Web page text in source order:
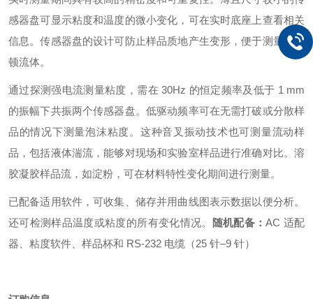
感器盘可显示粘度和温度的微小变化，可在实时底座上查看相关
信息。传感器盘的设计可防止样品质地产生变形，便于测量无牛
顿流体。
通过探测强电流测量粘度，需在 30Hz 的恒定频率及低于 1 mm
的振幅下共振两个传感器盘。低驱动频率可在无需打破或分散样
品的情况下测量泡沫粘度。这种音叉振动技术也可测量流动样
品，包括液体湍流，能够对现场和实验室样品进行准确对比。溶
胶凝胶样品流，如淀粉，可在材料特性变化期间进行测量。
已配备适用软件，可收集、储存并用曲线图表示数据以便分析。
还可检测样品温度或粘度的所有变化情况。
随机配备：AC 适配
器、粘度软件、样品杯和 RS-232 电缆（25 针–9 针）